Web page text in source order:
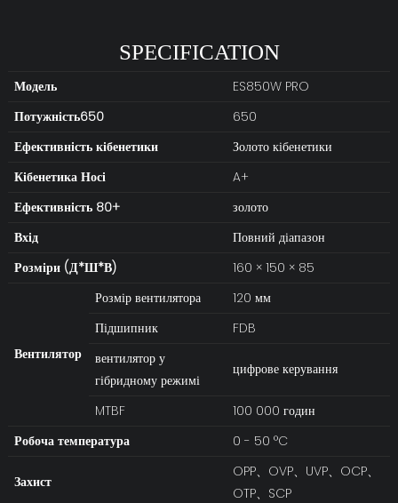
SPECIFICATION
Модель
ES850W PRO
Потужність650
650
Ефективність кібенетики
Золото кібенетики
Кібенетика Носі
A+
Ефективність 80+
золото
Вхід
Повний діапазон
Розміри (Д*Ш*В)
160 × 150 × 85
Вентилятор
Розмір вентилятора
120 мм
Підшипник
FDB
вентилятор у
гібридному режимі
цифрове керування
MTBF
100 000 годин
Робоча температура
0 - 50 °C
Захист
OPP、OVP、UVP、OCP、
OTP、SCP